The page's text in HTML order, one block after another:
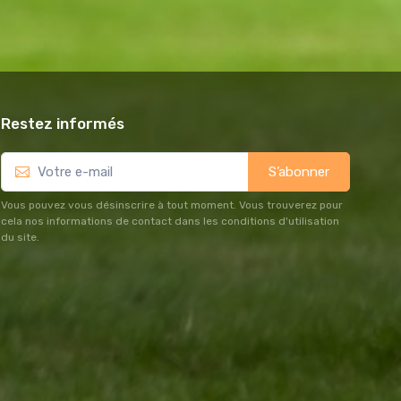
Restez informés
S’abonner
Vous pouvez vous désinscrire à tout moment. Vous trouverez pour
cela nos informations de contact dans les conditions d'utilisation
du site.